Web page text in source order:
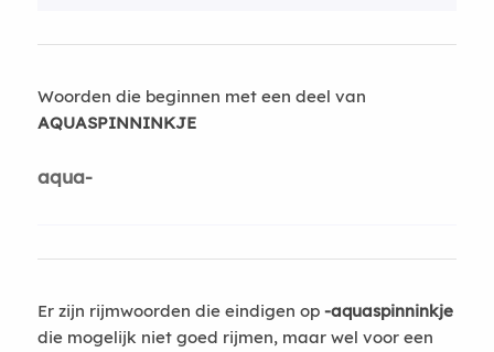
Woorden die beginnen met een deel van
AQUASPINNINKJE
aqua-
Er zijn rijmwoorden die eindigen op -aquaspinninkje
die mogelijk niet goed rijmen, maar wel voor een